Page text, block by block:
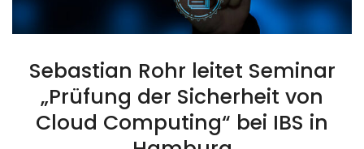
Sebastian Rohr leitet Seminar
„Prüfung der Sicherheit von
Cloud Computing“ bei IBS in